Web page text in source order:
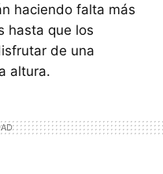
haciendo falta más
hasta que los
de una
altura.